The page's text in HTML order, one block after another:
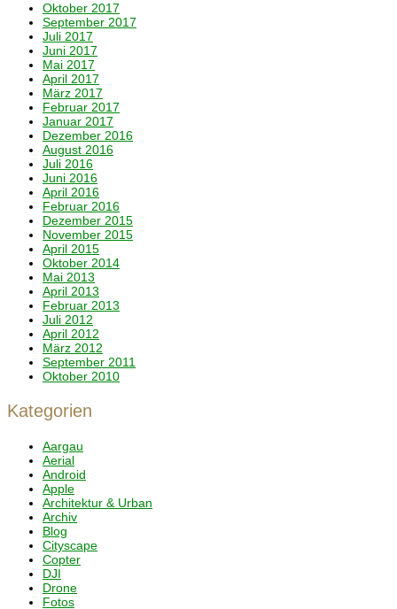
Oktober 2017
September 2017
Juli 2017
Juni 2017
Mai 2017
April 2017
März 2017
Februar 2017
Januar 2017
Dezember 2016
August 2016
Juli 2016
Juni 2016
April 2016
Februar 2016
Dezember 2015
November 2015
April 2015
Oktober 2014
Mai 2013
April 2013
Februar 2013
Juli 2012
April 2012
März 2012
September 2011
Oktober 2010
Kategorien
Aargau
Aerial
Android
Apple
Architektur & Urban
Archiv
Blog
Cityscape
Copter
DJI
Drone
Fotos